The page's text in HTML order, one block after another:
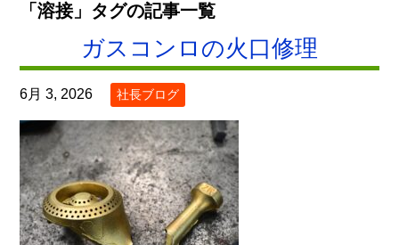
「溶接」タグの記事一覧
ガスコンロの火口修理
6月 3, 2026 社長ブログ